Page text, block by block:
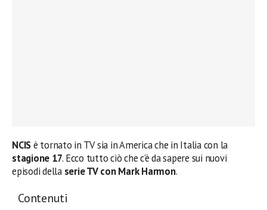
NCISè tornato in TV sia in America che in Italia con la
stagione 17. Ecco tutto ciò che c’è da sapere sui nuovi
episodi della serie TV con Mark Harmon.
Contenuti